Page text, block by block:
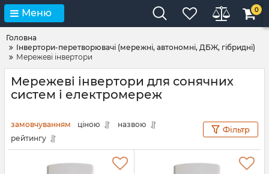
Меню 0
Головна
Інвертори-перетворювачі (мережні, автономні, ДБЖ, гібридні)
Мережеві інвертори
Мережеві інвертори для сонячних
систем і електромереж
замовчуванням ціною
назвою
рейтингу
Фільтр